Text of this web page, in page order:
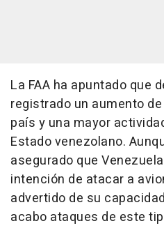
La FAA ha apuntado que
registrado un aumento
país y una mayor
Estado venezolano.
asegurado que
intención de atacar a
advertido de su
acabo ataques de este